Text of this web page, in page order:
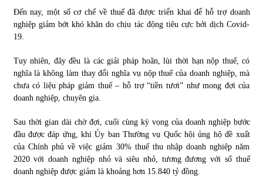
Phân tích giá tiền điện tử sau ngày thị trường lập kỷ lục
vốn hóa
Chứng khoán ngày 12/10/2021: Top 10 cổ phiếu nổi bật
13/10/2021
Đến nay, một số cơ chế về thuế đã được triển khai để hỗ trợ doanh
nghiệp giảm bớt khó khăn do chịu tác động tiêu cực bởi dịch Covid-
19.
Tuy nhiên, đây đều là các giải pháp hoãn, lùi thời hạn nộp thuế, có
nghĩa là không làm thay đổi nghĩa vụ nộp thuế của doanh nghiệp, mà
chưa có liệu pháp giảm thuế – hỗ trợ “tiền tươi” như mong đợi của
doanh nghiệp, chuyên gia.
Sau thời gian dài chờ đợi, cuối cùng kỳ vọng của doanh nghiệp bước
đầu được đáp ứng, khi Ủy ban Thường vụ Quốc hội ủng hộ đề xuất
của Chính phủ về việc giảm 30% thuế thu nhập doanh nghiệp năm
2020 với doanh nghiệp nhỏ và siêu nhỏ, tương đương với số thuế
doanh nghiệp được giảm là khoảng hơn 15.840 tỷ đồng.